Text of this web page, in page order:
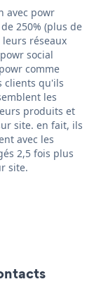
avec powr
250% (plus de
réseaux
social
comme
clients qu'ils
les
produits et
site. en fait, ils
avec les
2,5 fois plus
site.